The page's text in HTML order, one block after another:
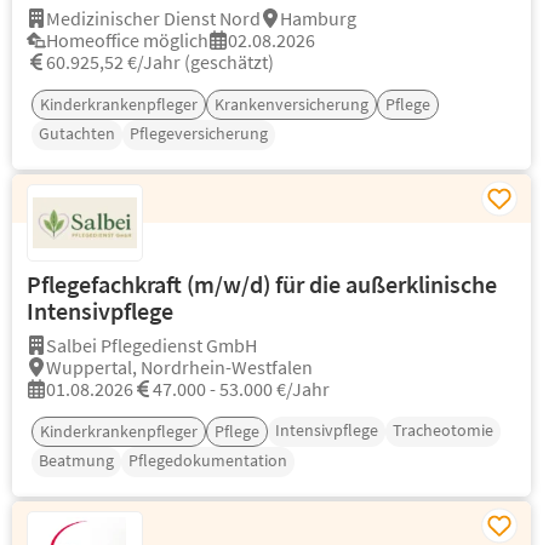
Medizinischer Dienst Nord
Hamburg
Homeoffice möglich
02.08.2026
60.925,52 €/Jahr (geschätzt)
Kinderkrankenpfleger Krankenversicherung
Pflege
Gutachten
Pflegeversicherung
Pflegefachkraft (m/w/d) für die außerklinische
Intensivpflege
Salbei Pflegedienst GmbH
Wuppertal, Nordrhein-Westfalen
01.08.2026
47.000 - 53.000 €/Jahr
Kinderkrankenpfleger Pflege Intensivpflege
Tracheotomie
Beatmung
Pflegedokumentation